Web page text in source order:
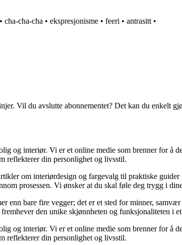
• cha-cha-cha • ekspresjonisme • feeri • antrasitt •
Vil du avslutte abonnementet? Det kan du enkelt
og interiør. Vi er et online medie som brenner for å
reflekterer din personlighet og livsstil.
om interiørdesign og fargevalg til praktiske
prosessen. Vi ønsker at du skal føle deg trygg i
enn bare fire vegger; det er et sted for minner,
den unike skjønnheten og funksjonaliteten i
og interiør. Vi er et online medie som brenner for å
reflekterer din personlighet og livsstil.